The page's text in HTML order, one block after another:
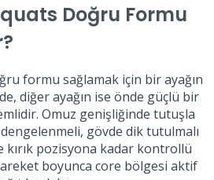
Doğru Formu
formu sağlamak için bir ayağın
diğer ayağın ise önde güçlü bir
Omuz genişliğinde tutuşla
gövde dik tutulmalı
kırık pozisyona kadar kontrollü
boyunca core bölgesi aktif